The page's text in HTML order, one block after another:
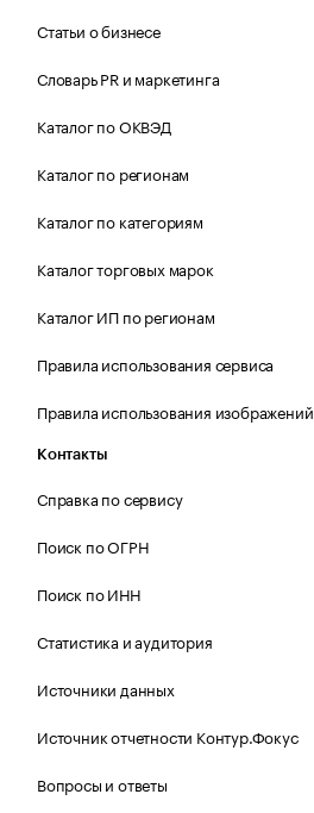
Статьи о бизнесе
Словарь PR и маркетинга
Каталог по ОКВЭД
Каталог по регионам
Каталог по категориям
Каталог торговых марок
Каталог ИП по регионам
Правила использования сервиса
Правила использования изображений
Контакты
Справка по сервису
Поиск по ОГРН
Поиск по ИНН
Статистика и аудитория
Источники данных
Источник отчетности Контур.Фокус
Вопросы и ответы